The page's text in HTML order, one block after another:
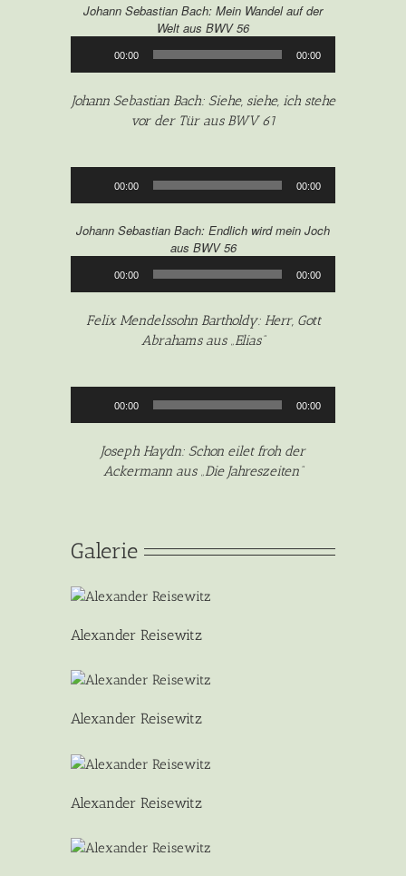
Johann Sebastian Bach: Mein Wandel auf der
Welt aus BWV 56
00:00 00:00
Johann Sebastian Bach: Siehe, siehe, ich stehe
vor der Tür aus BWV 61
00:00 00:00
Johann Sebastian Bach: Endlich wird mein Joch
aus BWV 56
00:00 00:00
Felix Mendelssohn Bartholdy: Herr, Gott
Abrahams aus „Elias“
00:00 00:00
Joseph Haydn: Schon eilet froh der
Ackermann aus „Die Jahreszeiten“
Galerie
Alexander Reisewitz
Alexander Reisewitz
Alexander Reisewitz